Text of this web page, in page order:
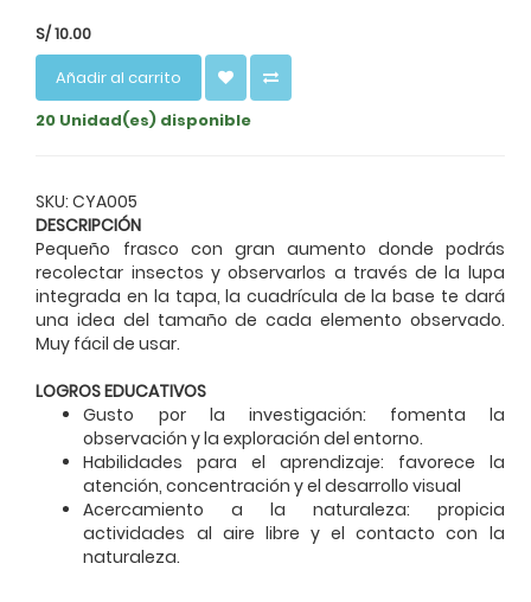
S/10.00
Añadir al carrito
20 Unidad(es) disponible
SKU: CYA005
DESCRIPCIÓN
Pequeño frasco con gran aumento donde podrás
recolectar insectos y observarlos a través de la lupa
integrada en la tapa, la cuadrícula de la base te dará
una idea del tamaño de cada elemento observado.
Muy fácil de usar.
LOGROS EDUCATIVOS
Gusto por la investigación: fomenta la
observación y la exploración del entorno.
Habilidades para el aprendizaje: favorece la
atención, concentración y el desarrollo visual
Acercamiento a la naturaleza: propicia
actividades al aire libre y el contacto con la
naturaleza.